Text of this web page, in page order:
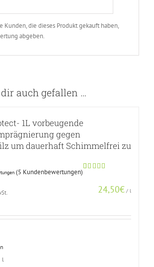
Kunden, die dieses Produkt gekauft haben,
abgeben.
auch gefallen …
1L vorbeugende
gegen
um dauerhaft Schimmelfrei zu
von 5,
basierend
(5 Kundenbewertungen)
24,50€ / l
l